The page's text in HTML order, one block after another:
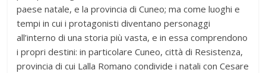
paese natale, e la provincia di Cuneo; ma come luoghi e
tempi in cui i protagonisti diventano personaggi
all’interno di una storia più vasta, e in essa comprendono
i propri destini: in particolare Cuneo, città di Resistenza,
provincia di cui Lalla Romano condivide i natali con Cesare